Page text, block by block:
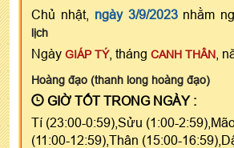
Chủ nhật, ngày 3/9/2023nhằm
lịch
Ngày GIÁP TÝ, tháng CANH THÂN ,
Hoàng đạo (thanh long hoàng đạo)
GIỜ TỐT TRONG NGÀY :
Tí (23:00-0:59),Sửu (1:00-
(11:00-12:59),Thân (15:00-